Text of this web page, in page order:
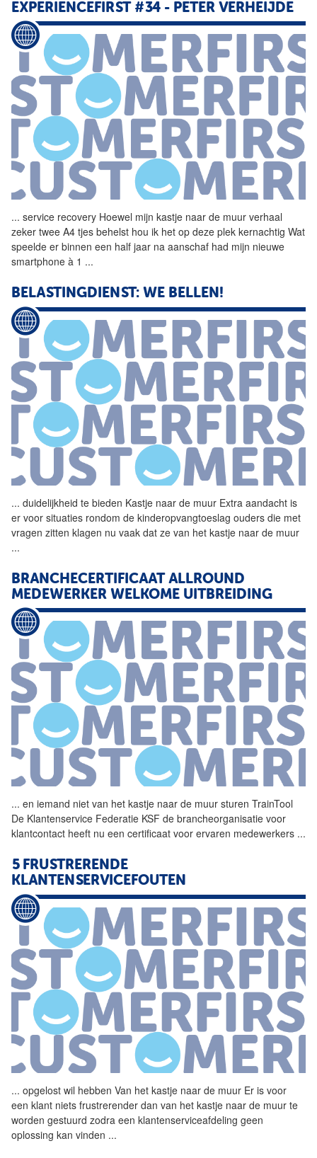
EXPERIENCEFIRST #34 - PETER VERHEIJDE
... service recovery Hoewel mijn kastje naar de muur verhaal
zeker twee A4 tjes behelst hou ik het op deze plek kernachtig Wat
speelde er binnen een half jaar na aanschaf had mijn nieuwe
smartphone à 1 ...
BELASTINGDIENST: WE BELLEN!
... duidelijkheid te bieden Kastje naar de muur Extra aandacht is
er voor situaties rondom de kinderopvangtoeslag ouders die met
vragen zitten klagen nu vaak dat ze van het kastje naar de muur
...
BRANCHECERTIFICAAT ALLROUND
MEDEWERKER WELKOME UITBREIDING
... en iemand niet van het kastje naar de muur sturen TrainTool
De Klantenservice Federatie KSF de brancheorganisatie voor
klantcontact heeft nu een certificaat voor ervaren medewerkers ...
5 FRUSTRERENDE
KLANTENSERVICEFOUTEN
... opgelost wil hebben Van het kastje naar de muur Er is voor
een klant niets frustrerender dan van het kastje naar de muur te
worden gestuurd zodra een klantenserviceafdeling geen
oplossing kan vinden ...